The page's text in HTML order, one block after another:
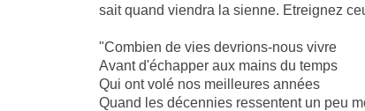
sait quand viendra la sienne. Etreignez
"Combien de vies devrions-nous vivre
Avant d'échapper aux mains du temps
Qui ont volé nos meilleures années
Quand les décennies ressentent un peu